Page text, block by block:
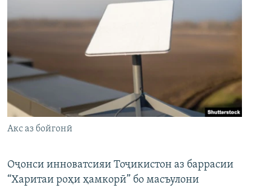
Акс аз бойгонӣ
Оҷонси инноватсияи Тоҷикистон аз баррасии
“Харитаи роҳи ҳамкорӣ” бо масъулони